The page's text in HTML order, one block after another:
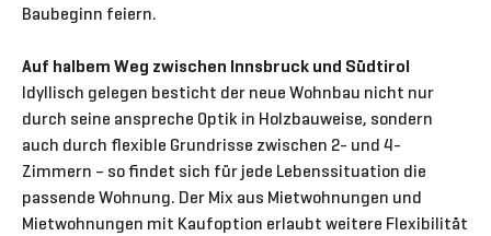
Baubeginn feiern.
Auf halbem Weg zwischen Innsbruck und Südtirol
Idyllisch gelegen besticht der neue Wohnbau nicht nur
durch seine anspreche Optik in Holzbauweise, sondern
auch durch flexible Grundrisse zwischen 2- und 4-
Zimmern – so findet sich für jede Lebenssituation die
passende Wohnung. Der Mix aus Mietwohnungen und
Mietwohnungen mit Kaufoption erlaubt weitere Flexibilität